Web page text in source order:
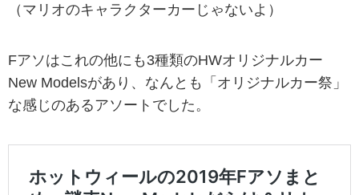
（マリオのキャラクターカーじゃないよ）
Fアソはこれの他にも3種類のHWオリジナルカー
New Modelsがあり、なんとも「オリジナルカー祭」
な感じのあるアソートでした。